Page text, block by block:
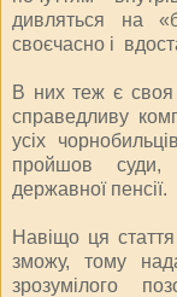
дивляться на
своєчасно і
В них теж є
справедливу
усіх
пройшов суди,
державної пенсії.
Навіщо ця
зможу, тому
зрозумілого